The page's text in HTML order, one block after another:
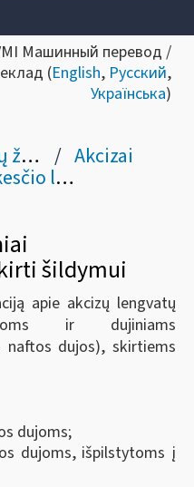
Машинный перевод /
(English, Русский,
Українська)
Akcizai
lengvatos
šildymui
apie akcizų lengvatų
ir dujiniams
naftos dujos), skirtiems
dujoms;
dujoms, išpilstytoms į